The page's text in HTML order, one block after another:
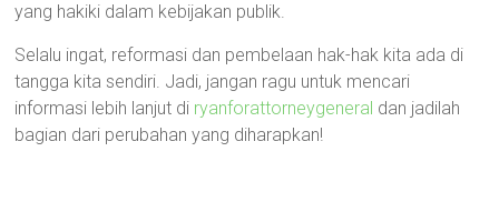
yang hakiki dalam kebijakan publik.
Selalu ingat, reformasi dan pembelaan hak-hak kita ada di
tangga kita sendiri. Jadi, jangan ragu untuk mencari
informasi lebih lanjut di ryanforattorneygeneral dan jadilah
bagian dari perubahan yang diharapkan!